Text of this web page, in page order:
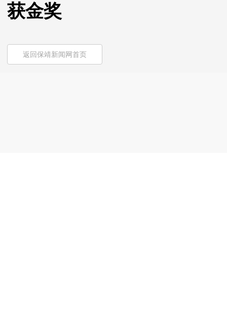
获金奖
返回保靖新闻网首页